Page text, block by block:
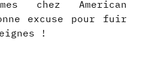
chez American
excuse pour fuir
!